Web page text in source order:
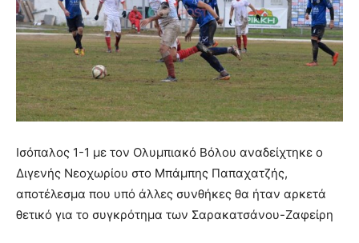
Ισόπαλος 1-1 με τον Ολυμπιακό Βόλου αναδείχτηκε ο
Διγενής Νεοχωρίου στο Μπάμπης Παπαχατζής,
αποτέλεσμα που υπό άλλες συνθήκες θα ήταν αρκετά
θετικό για το συγκρότημα των Σαρακατσάνου-Ζαφείρη